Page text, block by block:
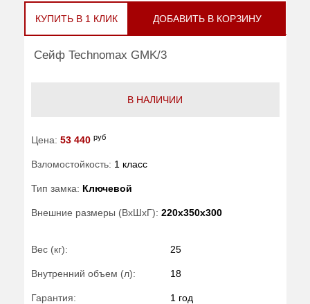
КУПИТЬ В 1 КЛИК ДОБАВИТЬ В КОРЗИНУ
Сейф Technomax GMK/3
В НАЛИЧИИ
Цена: 53 440 руб
Взломостойкость: 1 класс
Тип замка: Ключевой
Внешние размеры (ВхШхГ): 220x350x300
Вес (кг): 25
Внутренний объем (л): 18
Гарантия: 1 год